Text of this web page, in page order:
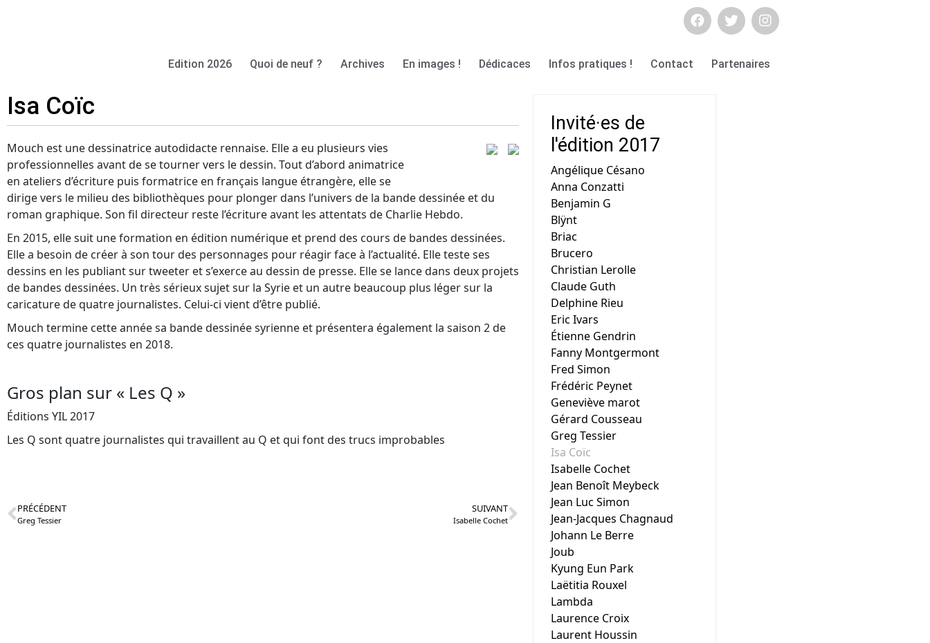
Edition 2026 Quoi de neuf ? Archives En images ! Dédicaces Infos pratiques ! Contact Partenaires
Isa Coïc
Mouch est une dessinatrice autodidacte rennaise. Elle a eu plusieurs vies
professionnelles avant de se tourner vers le dessin. Tout d’abord animatrice
en ateliers d’écriture puis formatrice en français langue étrangère, elle se
dirige vers le milieu des bibliothèques pour plonger dans l’univers de la bande dessinée et du
roman graphique. Son fil directeur reste l’écriture avant les attentats de Charlie Hebdo.
En 2015, elle suit une formation en édition numérique et prend des cours de bandes dessinées.
Elle a besoin de créer à son tour des personnages pour réagir face à l’actualité. Elle teste ses
dessins en les publiant sur tweeter et s’exerce au dessin de presse. Elle se lance dans deux projets
de bandes dessinées. Un très sérieux sujet sur la Syrie et un autre beaucoup plus léger sur la
caricature de quatre journalistes. Celui-ci vient d’être publié.
Mouch termine cette année sa bande dessinée syrienne et présentera également la saison 2 de
ces quatre journalistes en 2018.
Gros plan sur « Les Q »
Éditions YIL 2017
Les Q sont quatre journalistes qui travaillent au Q et qui font des trucs improbables
PRÉCÉDENT
Greg Tessier
SUIVANT
Isabelle Cochet
Invité·es de
l'édition 2017
Angélique Césano
Anna Conzatti
Benjamin G
Blÿnt
Briac
Brucero
Christian Lerolle
Claude Guth
Delphine Rieu
Eric Ivars
Étienne Gendrin
Fanny Montgermont
Fred Simon
Frédéric Peynet
Geneviève marot
Gérard Cousseau
Greg Tessier
Isa Coïc
Isabelle Cochet
Jean Benoît Meybeck
Jean Luc Simon
Jean-Jacques Chagnaud
Johann Le Berre
Joub
Kyung Eun Park
Laëtitia Rouxel
Lambda
Laurence Croix
Laurent Houssin